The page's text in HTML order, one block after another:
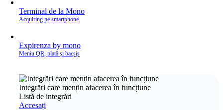
Terminal de la Mono
Acquiring pe smartphone
Expirenza by mono
Meniu QR, plată și bacșiș
Integrări care mențin afacerea în funcțiune
Listă de integrări
Accesați